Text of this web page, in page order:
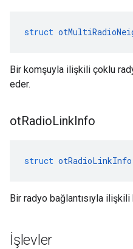
struct
Bir komşuyla ilişkili çoklu
eder.
otRadioLinkInfo
struct otRadioLinkInfo
Bir radyo bağlantısıyla
İşlevler